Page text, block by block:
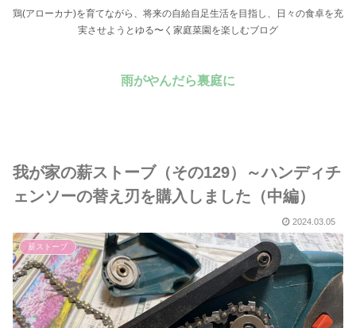
鶏(アローカナ)を育てながら、将来の自給自足生活を目指し、日々の食卓を充
実させようとゆる〜く家庭菜園を楽しむブログ
雨がやんだら裏庭に
我が家の薪ストーブ（その129）～ハンディチ
ェンソーの替え刃を購入しました（中編）
2024.03.05
薪ストーブ